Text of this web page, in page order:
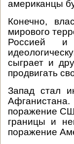
американцы
Конечно,
мирового
Россией и
сыграет и
продвигать
Запад стал
Афганистана.
поражение
границы и
поражение